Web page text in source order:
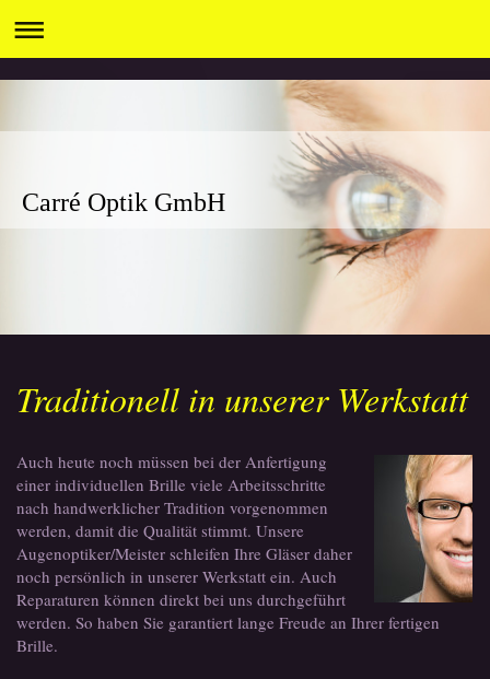
Carré Optik GmbH
Traditionell in unserer Werkstatt
Auch heute noch müssen bei der Anfertigung
einer individuellen Brille viele Arbeitsschritte
nach handwerklicher Tradition vorgenommen
werden, damit die Qualität stimmt. Unsere
Augenoptiker/Meister schleifen Ihre Gläser daher
noch persönlich in unserer Werkstatt ein. Auch
Reparaturen können direkt bei uns durchgeführt
werden. So haben Sie garantiert lange Freude an Ihrer fertigen
Brille.